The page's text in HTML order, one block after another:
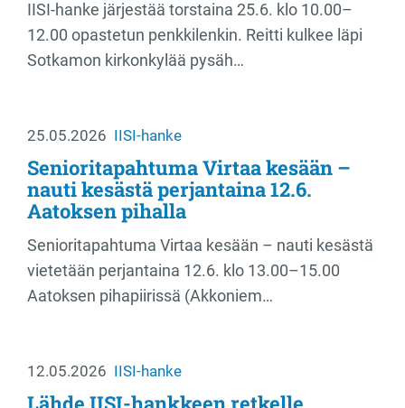
IISI-hanke järjestää torstaina 25.6. klo 10.00–
12.00 opastetun penkkilenkin. Reitti kulkee läpi
Sotkamon kirkonkylää pysäh…
25.05.2026 IISI-hanke
Senioritapahtuma Virtaa kesään –
nauti kesästä perjantaina 12.6.
Aatoksen pihalla
Senioritapahtuma Virtaa kesään – nauti kesästä
vietetään perjantaina 12.6. klo 13.00–15.00
Aatoksen pihapiirissä (Akkoniem…
12.05.2026 IISI-hanke